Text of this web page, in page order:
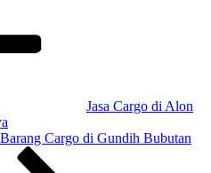
Jasa Cargo di Alon
Cargo di Gundih Bubutan